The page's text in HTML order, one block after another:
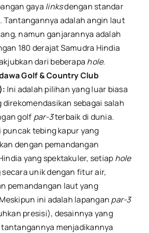
gaya linksdengan standar
Tantangannya adalah angin laut
namun ganjarannya adalah
180 derajat Samudra Hindia
dari beberapa hole.
Golf & Country Club
Ini adalah pilihan yang luar biasa
direkomendasikan sebagai salah
golf par-3terbaik di dunia.
puncak tebing kapur yang
dengan pemandangan
yang spektakuler, setiap hole
unik dengan fitur air,
pemandangan laut yang
ini adalah lapangan par-3
presisi), desainnya yang
menjadikannya